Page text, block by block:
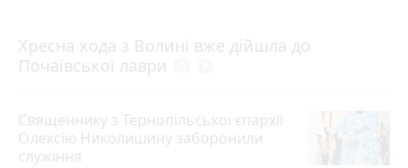
Хресна хода з Волині вже дійшла до
Почаївської лаври
Священнику з Тернопільської єпархії
Олексію Николишину заборонили
служіння